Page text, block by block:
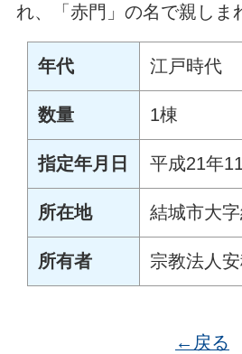
れ、「赤門」の名で親しま
年代 江戸時代
数量 1棟
指定年月日 平成21年
所在地 結城市大字
所有者 宗教法人
←戻る